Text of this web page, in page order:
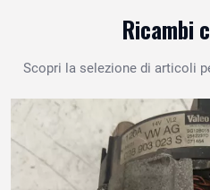
Ricambi
Scopri la selezione di articoli